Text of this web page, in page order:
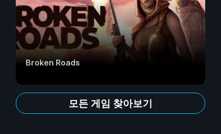
Broken Roads
모든 게임 찾아보기